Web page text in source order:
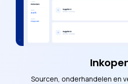
Sourcen, onderhandelen en